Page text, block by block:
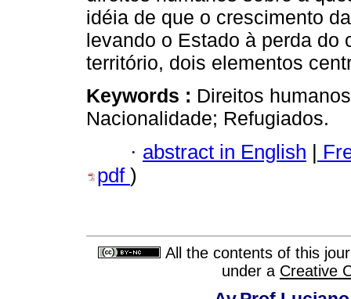
idéia de que o crescimento
levando o Estado à perda do
território, dois elementos
Keywords : Direitos
Nacionalidade; Refugiados.
· abstract in English |
pdf )
All the contents of this
under a Creative